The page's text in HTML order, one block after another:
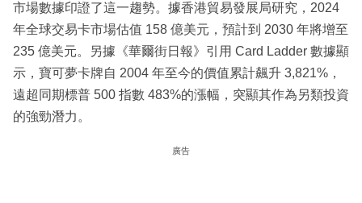
市場數據印證了這一趨勢。據香港貿易發展局研究，2024
年全球交易卡市場估值 158 億美元，預計到 2030 年將增至
235 億美元。另據《華爾街日報》引用 Card Ladder 數據顯
示，寶可夢卡牌自 2004 年至今的價值累計飆升 3,821%，
遠超同期標普 500 指數 483%的漲幅，突顯其作為另類投資
的強勁潛力。
廣告